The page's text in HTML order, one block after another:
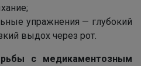
упражнения — глубокий
выдох через рот.
с медикаментозным